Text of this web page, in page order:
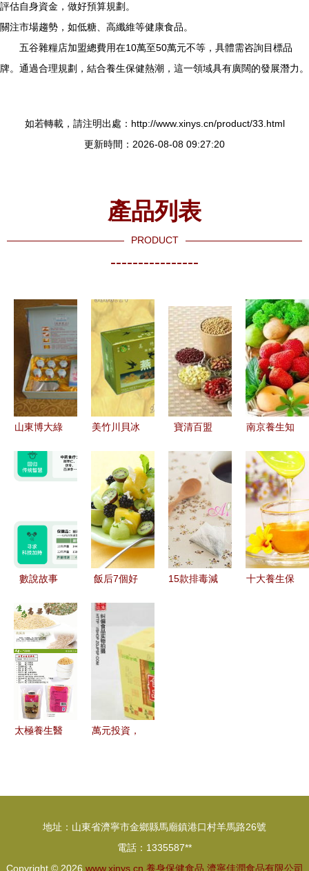
評估自身資金，做好預算規劃。
關注市場趨勢，如低糖、高纖維等健康食品。
五谷雜糧店加盟總費用在10萬至50萬元不等，具體需咨詢目標品
牌。通過合理規劃，結合養生保健熱潮，這一領域具有廣闊的發展潛力。
如若轉載，請注明出處：http://www.xinys.cn/product/33.html
更新時間：2026-08-08 09:27:20
產品列表
PRODUCT
----------------
山東博大綠
造養身保健
風尚
美竹川貝冰
招商啟動
香港美竹攜
手深圳，引
領現代養生
新潮流
寶清百盟
選擇——五
谷食療養生
今磨房
南京養生知
中6大極致
抗衰延壽的
食物
數說故事
需求趨勢解
碼 懶系養
身當道，沉
浸低強度運
動與精準保
健食品崛起
飯后7個好
吃好不長
胖，7種養
身保健食品
來助力
15款排毒減
十大養生保
太極養生醫
萬元投資，
地址：山東省濟寧市金鄉縣馬廟鎮港口村羊馬路26號
電話：1335587**
Copyright © 2026 www.xinys.cn 養身保健食品 濟寧佳潤食品有限公司